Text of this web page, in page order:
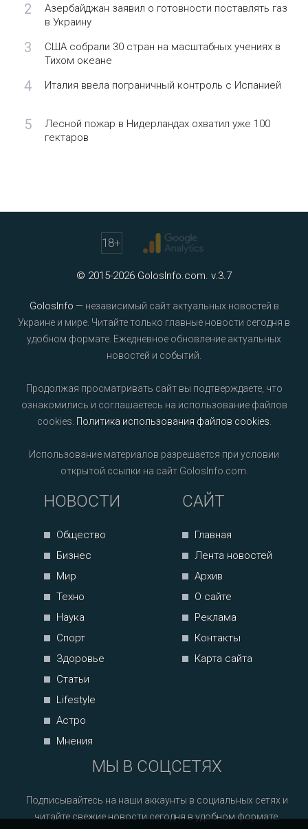
2
Азербайджан заявил о готовности поставлять газ
в Украину
3
США собрали 30 стран на масштабных учениях в
Тихом океане
4 Италия ввела пограничный контроль с Испанией
5
Лесной пожар в Нидерландах охватил уже 100
гектаров
18+
© 2015-2026 GolosInfo.com. v.3.7
GolosInfo — независимый сайт актуальных новостей в
Украине и мире. Читайте только главные новости сегодня в
удобном формате. Ежедневное обновление актуальных
новостей и событий.
Продолжая просматривать сайт вы подтверждаете, что
ознакомились и соглашаетесь на использование файлов
cookies. Политика использования файлов cookies
Использование материалов разрешается при условии
открытой ссылки на сайт GolosInfo.com.
НОВОСТИ
Общество
Бизнес
Мир
Техно
Наука
Спорт
Здоровье
Статьи
Lifestyle
Астро
Мнения
САЙТ
Главная
Лента новостей
Архив
О сайте
Реклама
Контакты
Карта сайта
МЫ В СОЦСЕТЯХ
Подписывайтесь на наши аккаунты в социальных сетях и
читайте свежие новости сегодня в удобном формате.